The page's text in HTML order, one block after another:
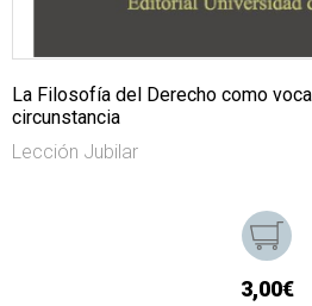
La Filosofía del Derecho como
circunstancia
Lección Jubilar
3,00€